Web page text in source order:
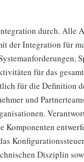
durch. Alle
der Integration für
für das
für die Definition
und
Komponenten
Disziplin